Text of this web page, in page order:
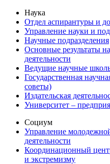
Наука
Отдел аспирантуры и
Управление науки и
Научные подразделения
Основные результаты
деятельности
Ведущие научные
Государственная
советы)
Издательская
Университет –
Социум
Управление
деятельности
Координационный
и экстремизму